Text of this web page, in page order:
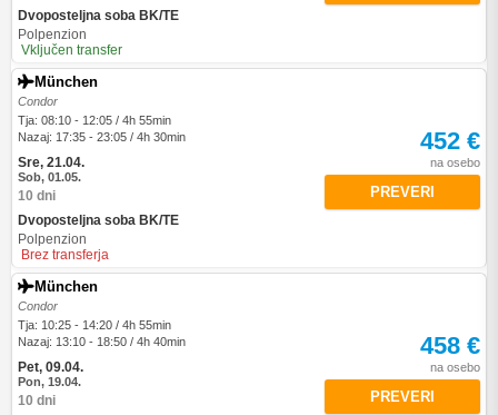
Dvoposteljna soba BK/TE
Polpenzion
Vključen transfer
München
Condor
Tja: 08:10 - 12:05 / 4h 55min
Nazaj: 17:35 - 23:05 / 4h 30min
Sre, 21.04.
Sob, 01.05.
10 dni
Dvoposteljna soba BK/TE
Polpenzion
Brez transferja
452 €
na osebo
PREVERI
München
Condor
Tja: 10:25 - 14:20 / 4h 55min
Nazaj: 13:10 - 18:50 / 4h 40min
Pet, 09.04.
Pon, 19.04.
10 dni
458 €
na osebo
PREVERI